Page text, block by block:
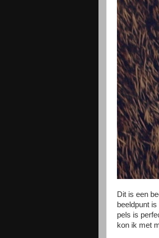
Dit is een
beeldpunt
pels is
kon ik met